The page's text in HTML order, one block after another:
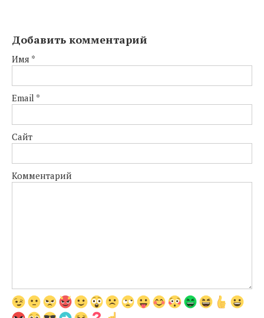
Добавить комментарий
Имя *
Email *
Сайт
Комментарий